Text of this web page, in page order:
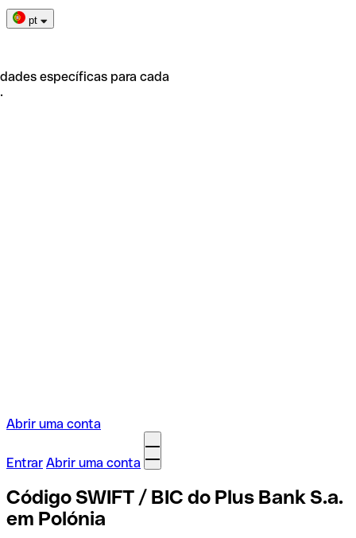
pt
específicas para cada
Abrir uma conta
Entrar Abrir uma conta
Código SWIFT / BIC do Plus Bank S.a.
em Polónia